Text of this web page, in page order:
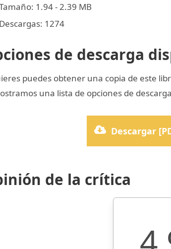
1.94 - 2.39 MB
Descargas: 1274
de descarga
puedes obtener una copia de este
una lista de opciones de
Descargar
de la crítica